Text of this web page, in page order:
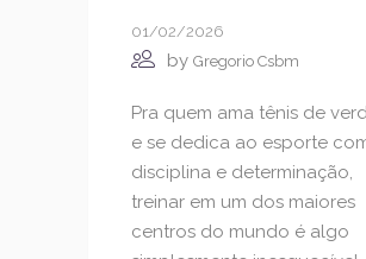
01/02/2026
by Gregorio Csbm
Pra quem ama tênis de
e se dedica ao esporte
disciplina e determinação,
treinar em um dos maiores
centros do mundo é algo